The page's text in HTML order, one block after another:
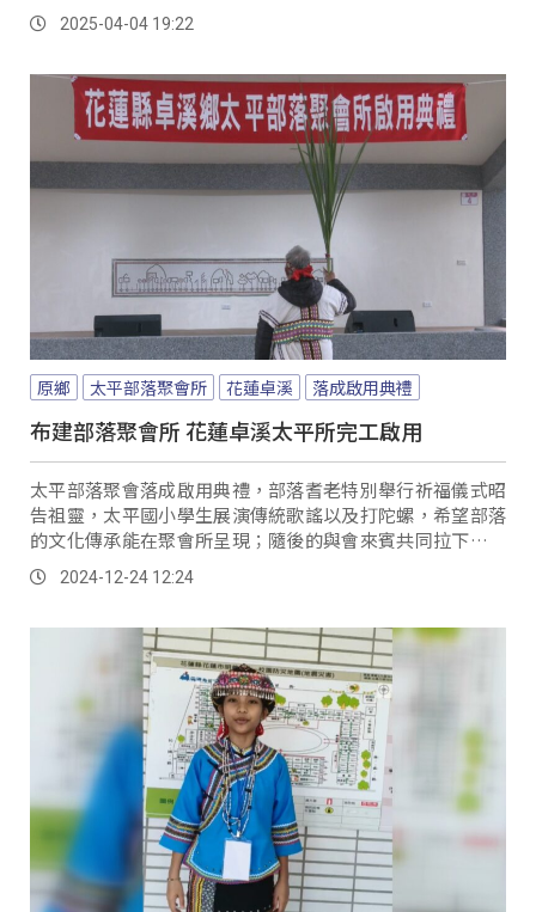
2025-04-04 19:22
原鄉 太平部落聚會所 花蓮卓溪 落成啟用典禮
布建部落聚會所 花蓮卓溪太平所完工啟用
太平部落聚會落成啟用典禮，部落耆老特別舉行祈福儀式昭
告祖靈，太平國小學生展演傳統歌謠以及打陀螺，希望部落
的文化傳承能在聚會所呈現；隨後的與會來賓共同拉下布幕
舉行揭牌儀式，太平部落聚會所正式啟用。
2024-12-24 12:24